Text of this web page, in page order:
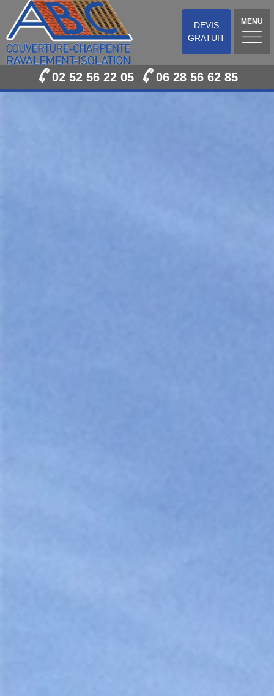
DEVIS
GRATUIT
MENU
02 52 56 22 05 06 28 56 62 85